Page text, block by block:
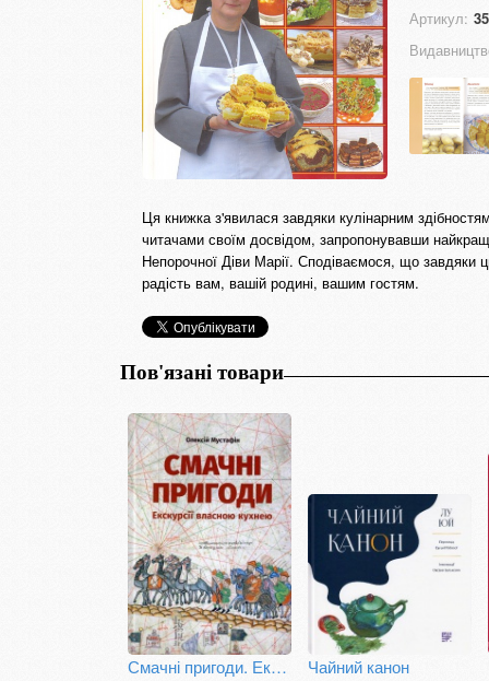
Артикул:
Ця книжка з'явилася завдяки кулінарним
читачами своїм досвідом, запропонувавши
Непорочної Діви Марії. Сподіваємося, що завдяки
радість вам, вашій родині, вашим гостям.
Пов'язані товари
Смачні пригоди. Екскурсії власною кухнею Чайний канон